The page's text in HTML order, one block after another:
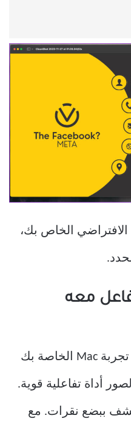
الخاص بك،
معه
يعمل Live Text على تحويل تجربة Mac الخاصة بك
أداة تفاعلية قوية.
ببضع نقرات. مع